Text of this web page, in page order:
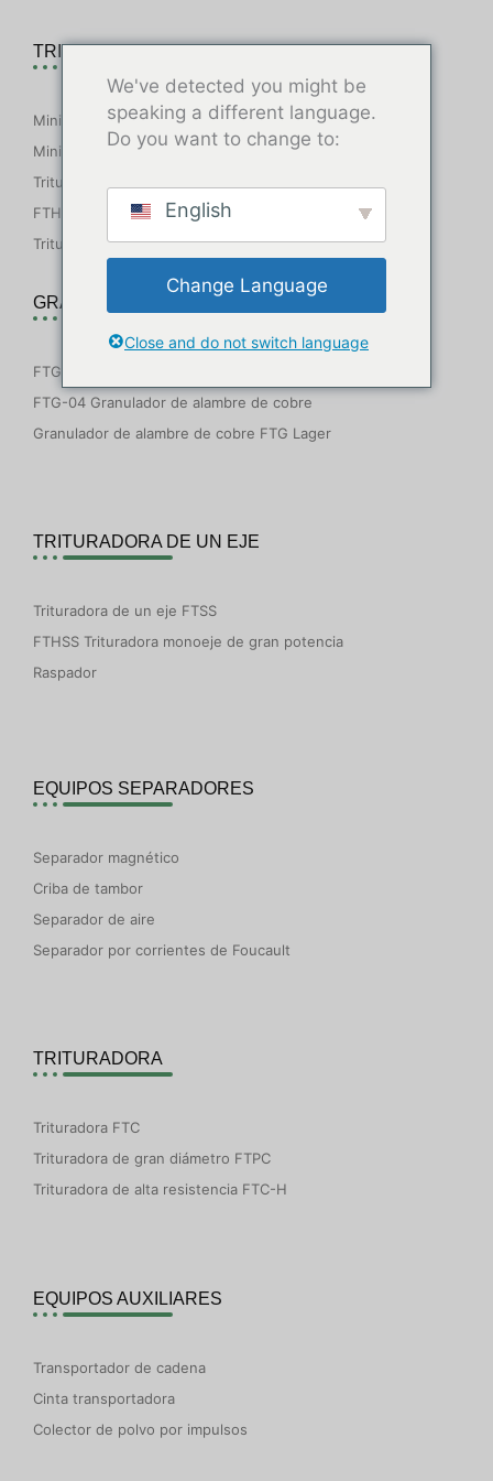
TRITURADORA DE DOBLE EJE
Mini trituradora FTS
Mini trituradora FT2S
Trituradora de doble eje FTHS
FTHS-P Trituradora de gran potencia
Trituradora de neumáticos FTHS-T
GRANULADOR DE ALAMBRE DE COBRE
FTG-03 Mini granulador de alambre de cobre
FTG-04 Granulador de alambre de cobre
Granulador de alambre de cobre FTG Lager
TRITURADORA DE UN EJE
Trituradora de un eje FTSS
FTHSS Trituradora monoeje de gran potencia
Raspador
EQUIPOS SEPARADORES
Separador magnético
Criba de tambor
Separador de aire
Separador por corrientes de Foucault
TRITURADORA
Trituradora FTC
Trituradora de gran diámetro FTPC
Trituradora de alta resistencia FTC-H
EQUIPOS AUXILIARES
Transportador de cadena
Cinta transportadora
Colector de polvo por impulsos
We've detected you might be
speaking a different language.
Do you want to change to:
English
Change Language
Close and do not switch language